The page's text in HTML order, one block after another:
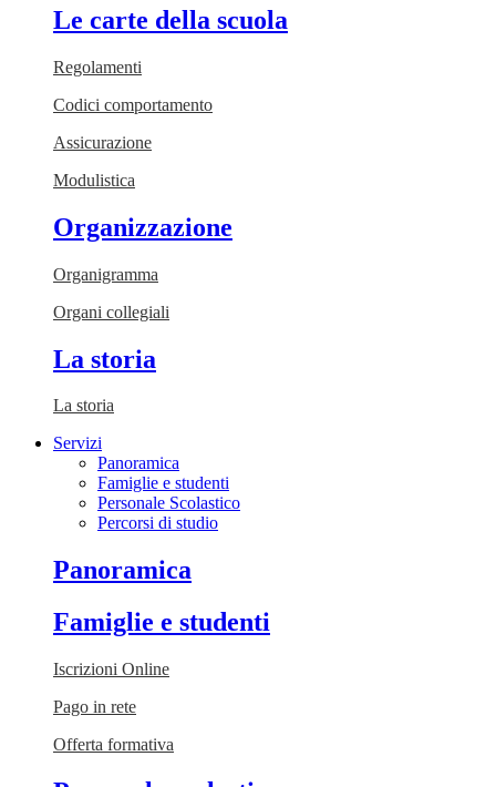
Le carte della scuola
Regolamenti
Codici comportamento
Assicurazione
Modulistica
Organizzazione
Organigramma
Organi collegiali
La storia
La storia
Servizi
Panoramica
Famiglie e studenti
Personale Scolastico
Percorsi di studio
Panoramica
Famiglie e studenti
Iscrizioni Online
Pago in rete
Offerta formativa